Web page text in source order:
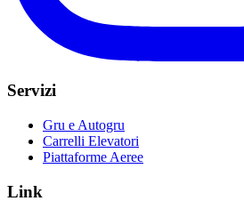
Servizi
Gru e Autogru
Carrelli Elevatori
Piattaforme Aeree
Link